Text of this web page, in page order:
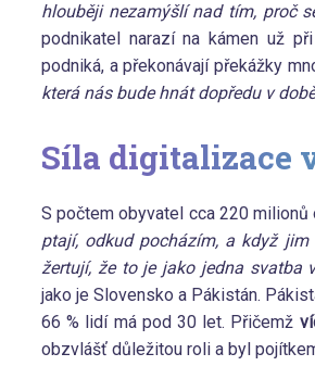
hlouběji nezamýšlí nad tím, proč
podnikatel narazí na kámen už
podniká, a překonávají překážky
která nás bude hnát dopředu v
Síla digitalizace
S počtem obyvatel cca 220
ptají, odkud pocházím, a když
žertují, že to je jako jedna svatba
jako je Slovensko a Pákistán.
66 % lidí má pod 30 let. Přičemž
obzvlášť důležitou roli a byl